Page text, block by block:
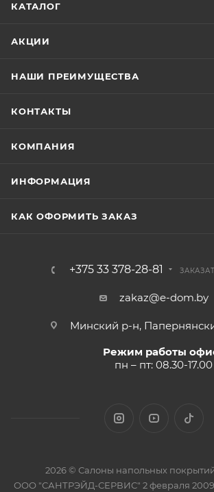
КАТАЛОГ
АКЦИИ
НАШИ ПРЕИМУЩЕСТВА
КОНТАКТЫ
КОМПАНИЯ
ИНФОРМАЦИЯ
КАК ОФОРМИТЬ ЗАКАЗ
+375 33 378-28-81
zakaz@e-dom.by
Минский р-н,
Режим работы
пн – пт: 08.30-17.00
2026 © Салоны напольных
ООО "САНТРЭЙД-СЕРВИС" 2 февраля